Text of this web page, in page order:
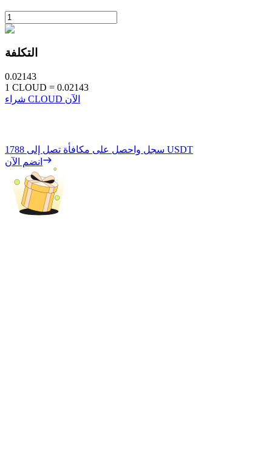
التكلفة
0.02143
1 CLOUD = 0.02143
شراء CLOUD الآن
سجل واحصل على مكافأة تصل إلى 1788 USDT
انضم الآن